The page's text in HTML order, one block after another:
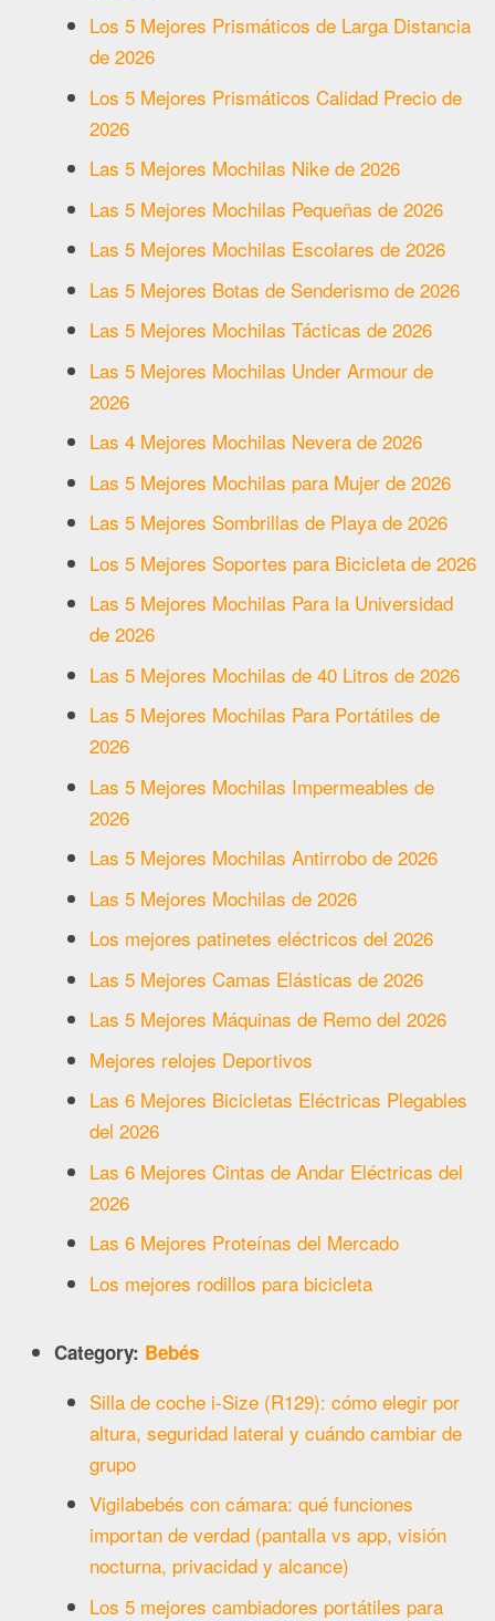
Los 5 Mejores Prismáticos de Larga Distancia
de 2026
Los 5 Mejores Prismáticos Calidad Precio de
2026
Las 5 Mejores Mochilas Nike de 2026
Las 5 Mejores Mochilas Pequeñas de 2026
Las 5 Mejores Mochilas Escolares de 2026
Las 5 Mejores Botas de Senderismo de 2026
Las 5 Mejores Mochilas Tácticas de 2026
Las 5 Mejores Mochilas Under Armour de
2026
Las 4 Mejores Mochilas Nevera de 2026
Las 5 Mejores Mochilas para Mujer de 2026
Las 5 Mejores Sombrillas de Playa de 2026
Los 5 Mejores Soportes para Bicicleta de 2026
Las 5 Mejores Mochilas Para la Universidad
de 2026
Las 5 Mejores Mochilas de 40 Litros de 2026
Las 5 Mejores Mochilas Para Portátiles de
2026
Las 5 Mejores Mochilas Impermeables de
2026
Las 5 Mejores Mochilas Antirrobo de 2026
Las 5 Mejores Mochilas de 2026
Los mejores patinetes eléctricos del 2026
Las 5 Mejores Camas Elásticas de 2026
Las 5 Mejores Máquinas de Remo del 2026
Mejores relojes Deportivos
Las 6 Mejores Bicicletas Eléctricas Plegables
del 2026
Las 6 Mejores Cintas de Andar Eléctricas del
2026
Las 6 Mejores Proteínas del Mercado
Los mejores rodillos para bicicleta
Category: Bebés
Silla de coche i-Size (R129): cómo elegir por
altura, seguridad lateral y cuándo cambiar de
grupo
Vigilabebés con cámara: qué funciones
importan de verdad (pantalla vs app, visión
nocturna, privacidad y alcance)
Los 5 mejores cambiadores portátiles para